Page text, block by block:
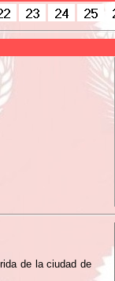
de la ciudad de